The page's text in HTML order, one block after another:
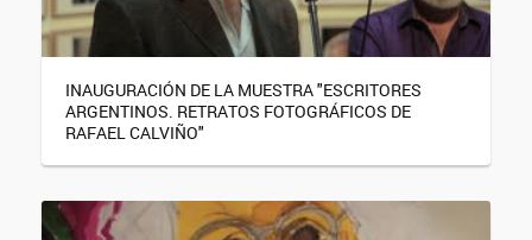
INAUGURACIÓN DE LA MUESTRA "ESCRITORES
ARGENTINOS. RETRATOS FOTOGRÁFICOS DE
RAFAEL CALVIÑO"